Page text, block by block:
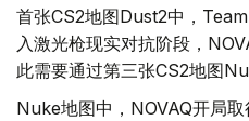
首张CS2地图Dust2中，
入激光枪现实对抗阶段，
此需要通过第三张CS2地图
Nuke地图中，NOVAQ开局